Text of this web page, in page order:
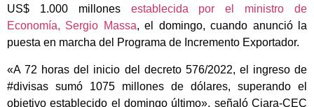
US$ 1.000 millones establecida por el ministro de
Economía, Sergio Massa, el domingo, cuando anunció la
puesta en marcha del Programa de Incremento Exportador.
«A 72 horas del inicio del decreto 576/2022, el ingreso de
#divisas sumó 1075 millones de dólares, superando el
objetivo establecido el domingo último», señaló Ciara-CEC